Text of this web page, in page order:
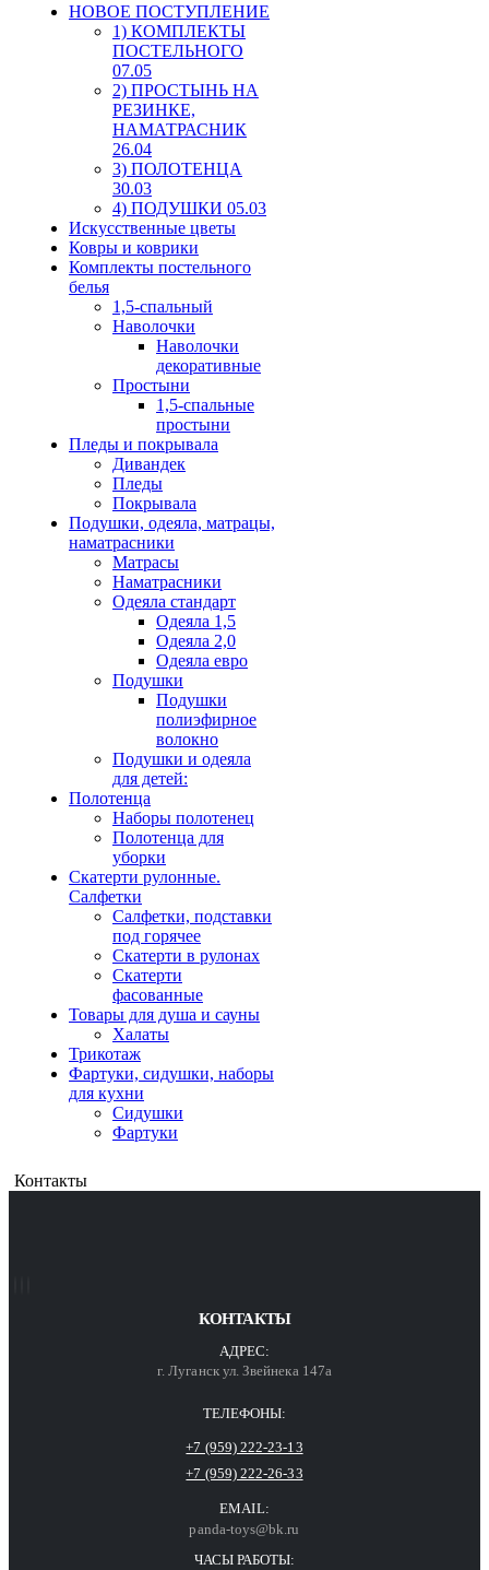
HОВОЕ ПОСТУПЛЕНИЕ
1) КОМПЛЕКТЫ
ПОСТЕЛЬНОГО
07.05
2) ПРОСТЫНЬ НА
РЕЗИНКЕ,
НАМАТРАСНИК
26.04
3) ПОЛОТЕНЦА
30.03
4) ПОДУШКИ 05.03
Искусственные цветы
Ковры и коврики
Комплекты постельного
белья
1,5-спальный
Наволочки
Наволочки
декоративные
Простыни
1,5-спальные
простыни
Пледы и покрывала
Дивандек
Пледы
Покрывала
Подушки, одеяла, матрацы,
наматрасники
Матрасы
Наматрасники
Одеяла стандарт
Одеяла 1,5
Одеяла 2,0
Одеяла евро
Подушки
Подушки
полиэфирное
волокно
Подушки и одеяла
для детей:
Полотенца
Наборы полотенец
Полотенца для
уборки
Скатерти рулонные.
Салфетки
Салфетки, подставки
под горячее
Скатерти в рулонах
Скатерти
фасованные
Товары для душа и сауны
Халаты
Трикотаж
Фартуки, сидушки, наборы
для кухни
Сидушки
Фартуки
Контакты
КОНТАКТЫ
АДРЕС:
г. Луганск ул. Звейнека 147а
ТЕЛЕФОНЫ:
+7 (959) 222-23-13
+7 (959) 222-26-33
EMAIL:
panda-toys@bk.ru
ЧАСЫ РАБОТЫ: